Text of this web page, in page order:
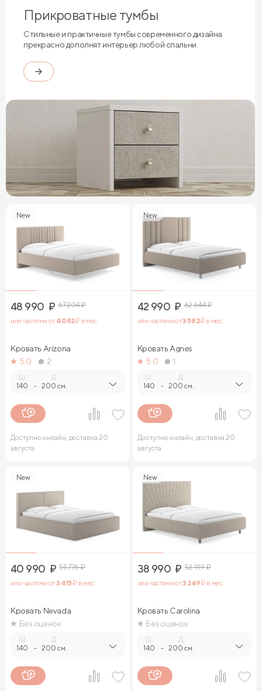
Прикроватные тумбы
Стильные и практичные тумбы современного дизайна
прекрасно дополнят интерьер любой спальни
New
48 990 ₽ 67 204₽
или частями от 4 082₽ в мес.
Кровать Arizona
5.0
2
140 -
Д.
200 см.
Доступно онлайн, доставка 20
августа
New
42 990 ₽ 62 644₽
или частями от3 582₽ в мес.
Кровать Agnes
5.0
1
140 -
Д.
200 см.
Доступно онлайн, доставка 20
августа
New
40 990 ₽ 55 776₽
или частями от3 415₽ в мес.
Кровать Nevada
Без оценок
140 -
Д.
200 см.
New
38 990 ₽ 52 919₽
или частями от3 249₽ в мес.
Кровать Carolina
Без оценок
140 -
Д.
200 см.